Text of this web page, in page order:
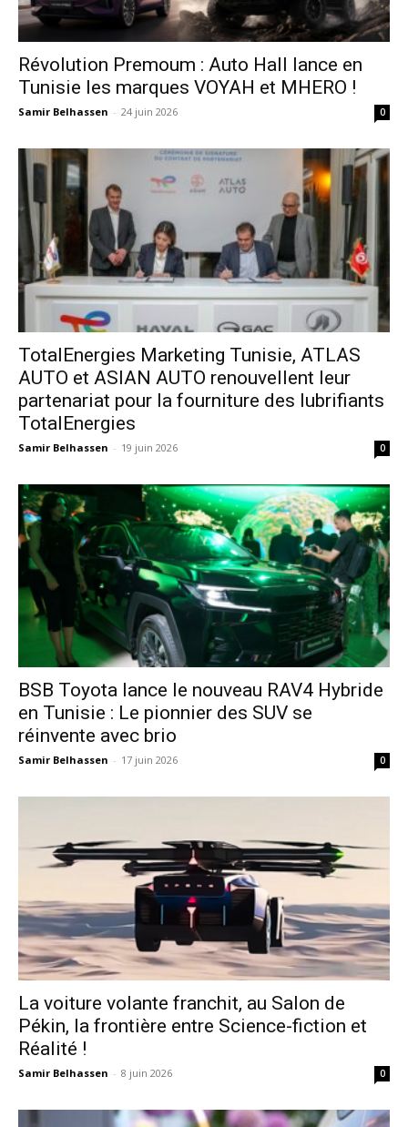
Révolution Premoum : Auto Hall lance en
Tunisie les marques VOYAH et MHERO !
Samir Belhassen - 24 juin 2026 0
TotalEnergies Marketing Tunisie, ATLAS
AUTO et ASIAN AUTO renouvellent leur
partenariat pour la fourniture des lubrifiants
TotalEnergies
Samir Belhassen - 19 juin 2026 0
​BSB Toyota lance le nouveau RAV4 Hybride
en Tunisie : Le pionnier des SUV se
réinvente avec brio
Samir Belhassen - 17 juin 2026 0
La voiture volante franchit, au Salon de
Pékin, la frontière entre Science-fiction et
Réalité !
Samir Belhassen - 8 juin 2026 0